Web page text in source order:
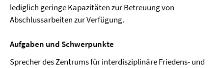
lediglich geringe Kapazitäten zur Betreuung von
Abschlussarbeiten zur Verfügung.
Aufgaben und Schwerpunkte
Sprecher des Zentrums für interdisziplinäre Friedens- und